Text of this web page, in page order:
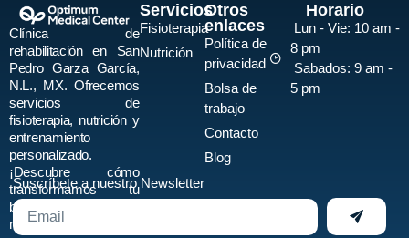
Clínica de
rehabilitación en San
Pedro Garza García,
N.L., MX. Ofrecemos
servicios de
fisioterapia, nutrición y
entrenamiento
personalizado.
¡Descubre cómo
transformamos tu
bienestar físico y
mental hoy mismo!
Servicios
Fisioterapia
Nutrición
Suscríbete a nuestro Newsletter
Otros
enlaces
Política de
privacidad
Bolsa de
trabajo
Contacto
Blog
Horario
Lun - Vie: 10 am -
8 pm
Sabados: 9 am -
5 pm